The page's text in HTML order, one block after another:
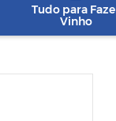
Tudo para
Vinho